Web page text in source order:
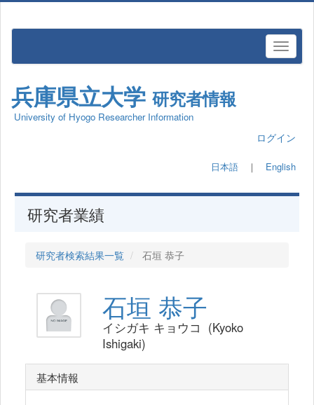
兵庫県立大学 研究者情報
University of Hyogo Researcher Information
ログイン
日本語 ｜ English
研究者業績
研究者検索結果一覧 石垣 恭子
石垣 恭子
イシガキ キョウコ (Kyoko
Ishigaki)
基本情報